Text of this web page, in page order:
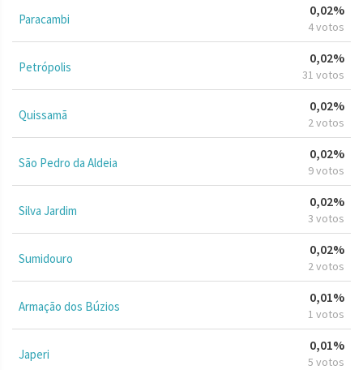
Paracambi
0,02%
4 votos
Petrópolis
0,02%
31 votos
Quissamã
0,02%
2 votos
São Pedro da Aldeia
0,02%
9 votos
Silva Jardim
0,02%
3 votos
Sumidouro
0,02%
2 votos
Armação dos Búzios
0,01%
1 votos
Japeri
0,01%
5 votos